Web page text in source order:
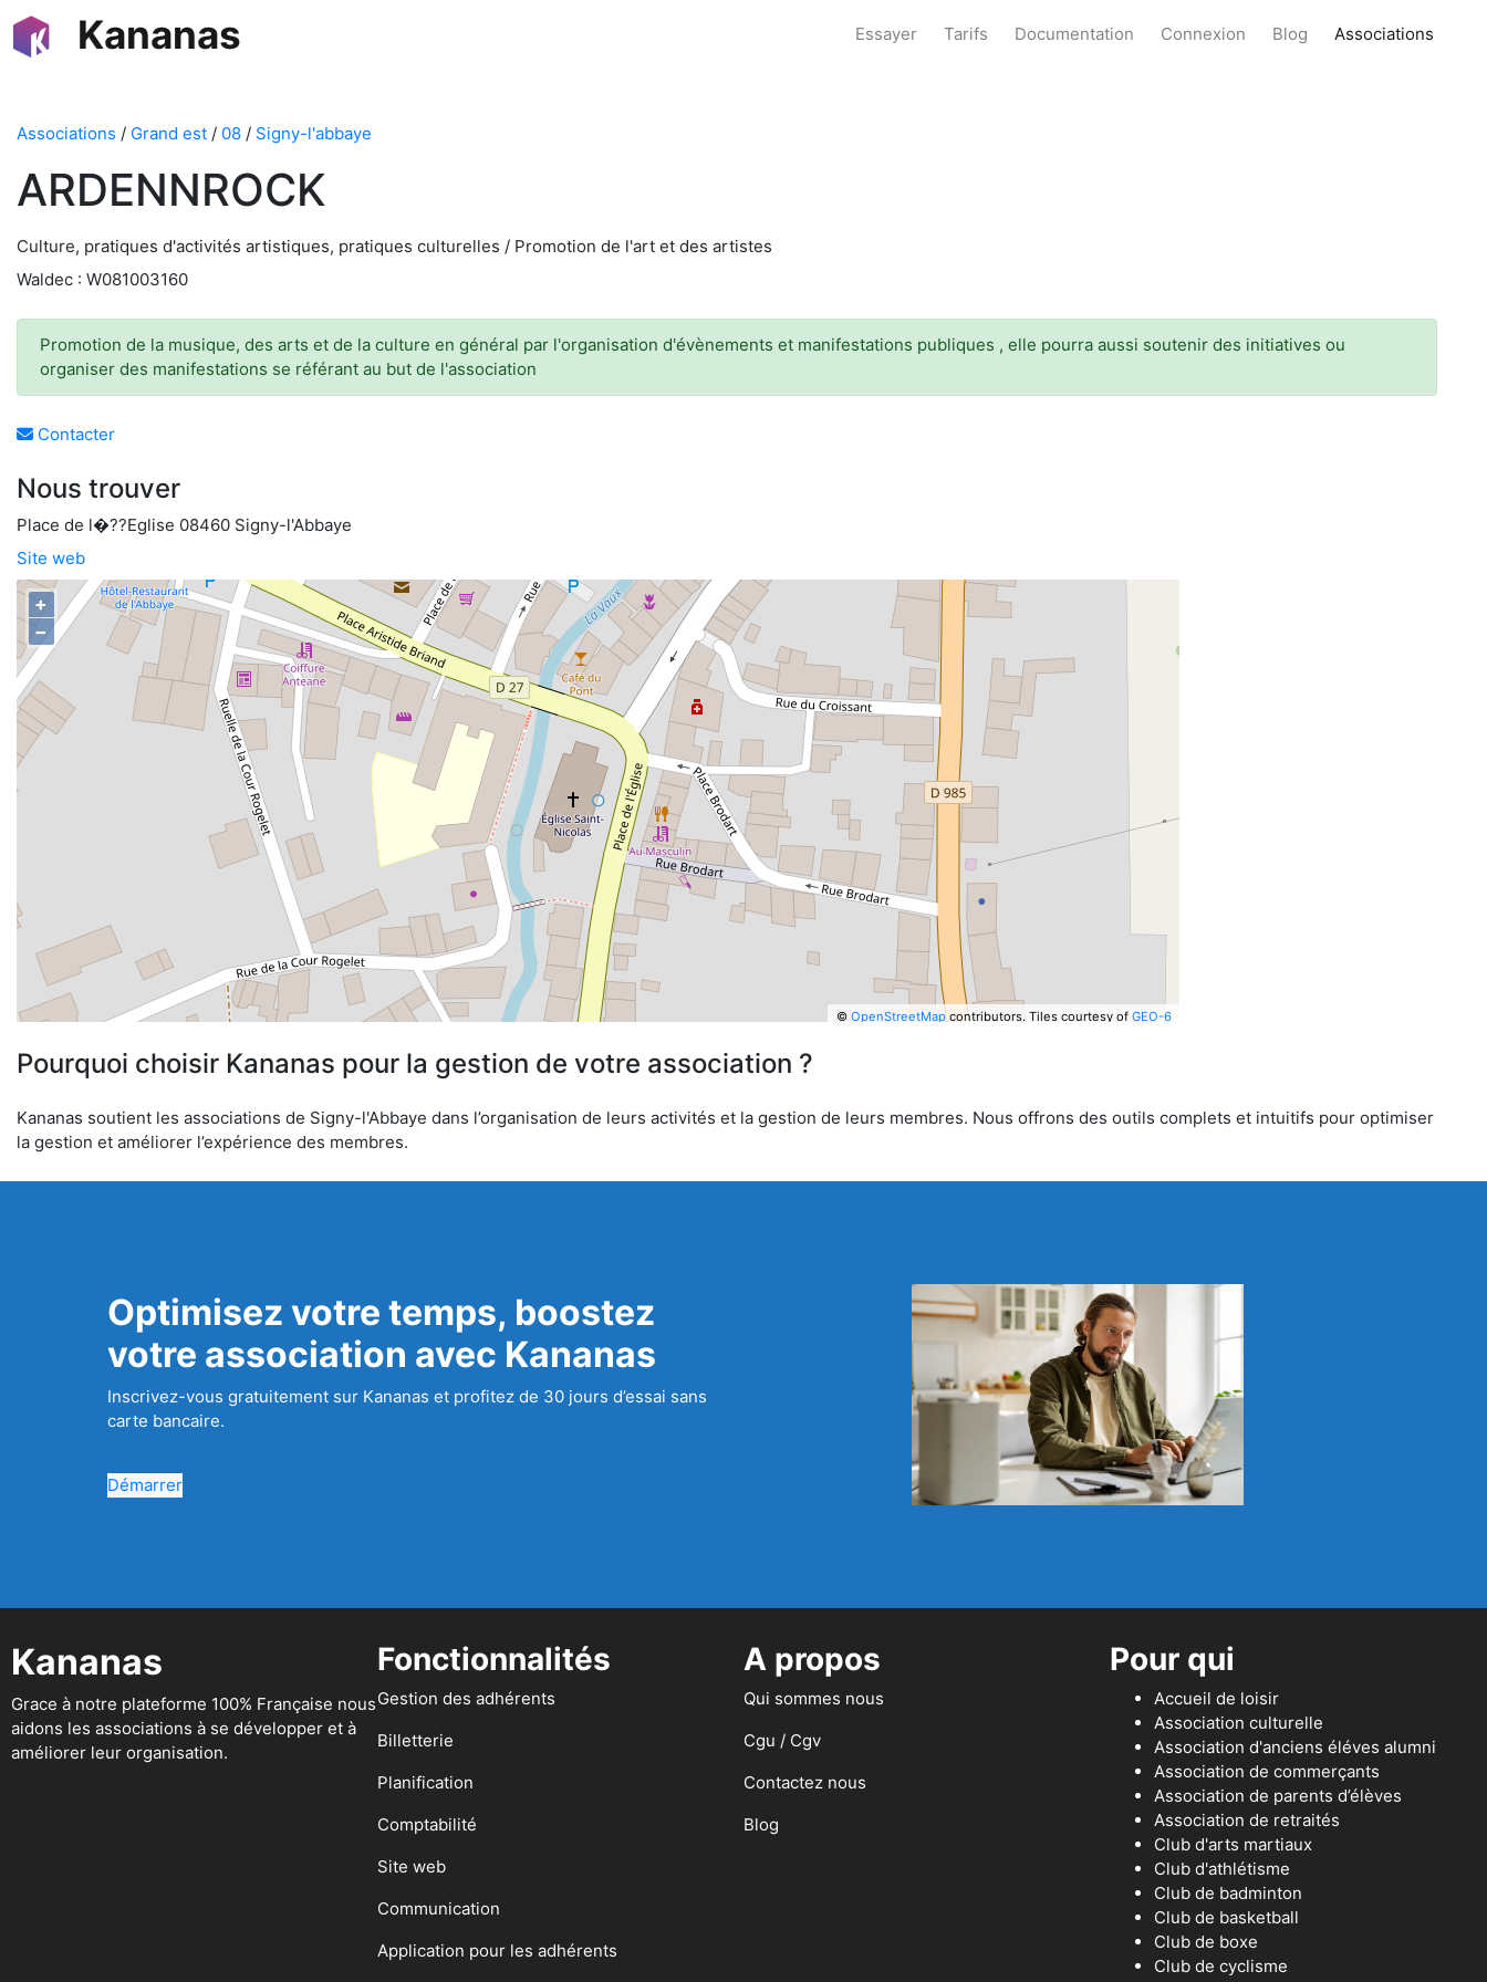
Kananas Essayer Tarifs Documentation Connexion Blog Associations
Associations / Grand est / 08 / Signy-l'abbaye
ARDENNROCK
Culture, pratiques d'activités artistiques, pratiques culturelles / Promotion de l'art et des artistes
Waldec : W081003160
Promotion de la musique, des arts et de la culture en général par l'organisation d'évènements et manifestations publiques , elle pourra aussi soutenir des initiatives ou
organiser des manifestations se référant au but de l'association
Contacter
Nous trouver
Place de l�??Eglise 08460 Signy-l'Abbaye
Site web
+
−
© OpenStreetMapcontributors. Tiles courtesy of GEO-6
Pourquoi choisir Kananas pour la gestion de votre association ?
Kananas soutient les associations de Signy-l'Abbaye dans l’organisation de leurs activités et la gestion de leurs membres. Nous offrons des outils complets et intuitifs pour optimiser
la gestion et améliorer l’expérience des membres.
Optimisez votre temps, boostez
votre association avec Kananas
Inscrivez-vous gratuitement sur Kananas et profitez de 30 jours d’essai sans
carte bancaire.
Démarrer
Kananas
Grace à notre plateforme 100% Française nous
aidons les associations à se développer et à
améliorer leur organisation.
Fonctionnalités
Gestion des adhérents
Billetterie
Planification
Comptabilité
Site web
Communication
Application pour les adhérents
A propos
Qui sommes nous
Cgu / Cgv
Contactez nous
Blog
Pour qui
Accueil de loisir
Association culturelle
Association d'anciens éléves alumni
Association de commerçants
Association de parents d’élèves
Association de retraités
Club d'arts martiaux
Club d'athlétisme
Club de badminton
Club de basketball
Club de boxe
Club de cyclisme